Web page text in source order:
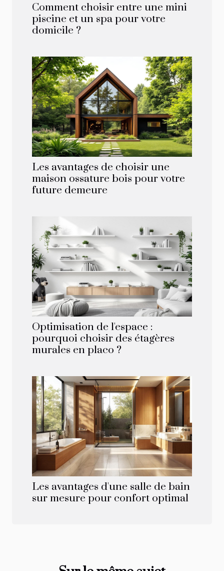
Comment choisir entre une mini
piscine et un spa pour votre
domicile ?
Les avantages de choisir une
maison ossature bois pour votre
future demeure
Optimisation de l'espace :
pourquoi choisir des étagères
murales en placo ?
Les avantages d'une salle de bain
sur mesure pour confort optimal